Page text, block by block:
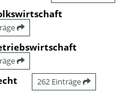
262 Einträge